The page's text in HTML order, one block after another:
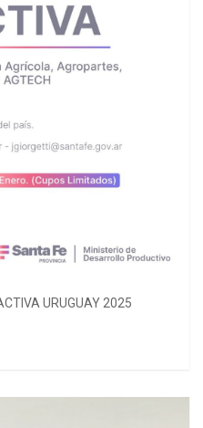
URUGUAY 2025